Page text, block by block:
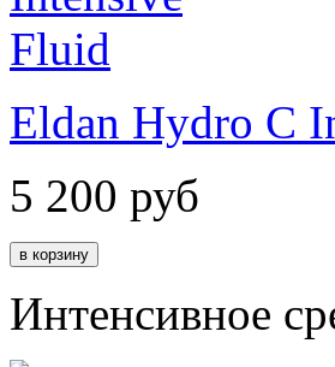
Eldan Hydro C
5 200 руб
Интенсивное